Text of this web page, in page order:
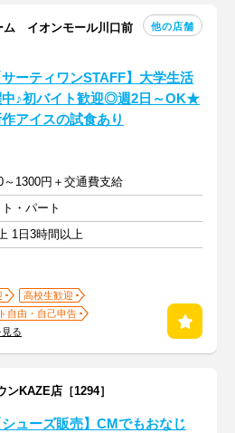
ム イオンモール川口前
他の店舗
サーティワンSTAFF】大学生活
中♪初バイト歓迎◎週2日～OK★
作アイスの試食あり
～1300円＋交通費支給
・パート
1日3時間以上
高校生歓迎
自由・自己申告
る
KAZE店［1294］
シューズ販売】CMでもおなじ